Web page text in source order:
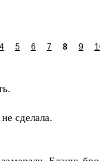
4 5 6 7 8 9
сделала.